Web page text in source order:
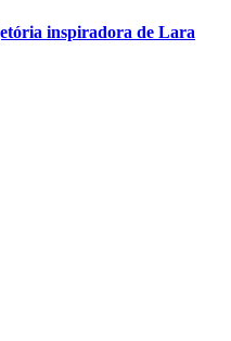
inspiradora de Lara